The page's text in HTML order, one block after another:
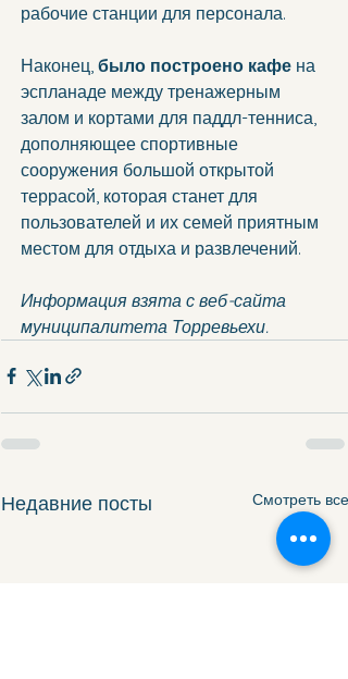
рабочие станции для персонала.
Наконец, было построено кафе на
эспланаде между тренажерным
залом и кортами для паддл-тенниса,
дополняющее спортивные
сооружения большой открытой
террасой, которая станет для
пользователей и их семей приятным
местом для отдыха и развлечений.
Информация взята с веб-сайта
муниципалитета Торревьехи.
Недавние посты Смотреть все